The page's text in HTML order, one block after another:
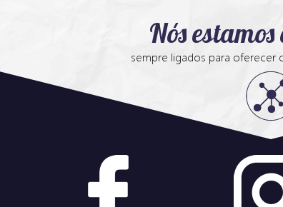
Nós
sempre ligados para oferecer